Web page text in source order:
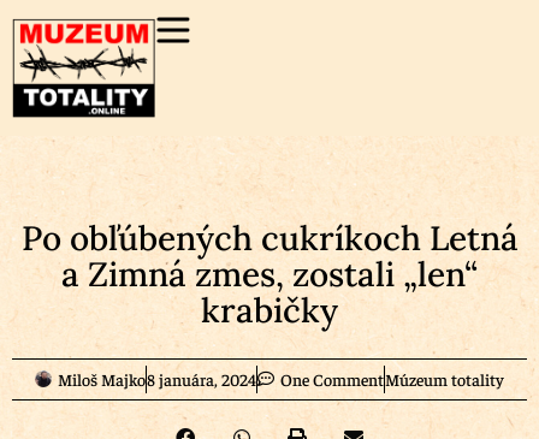
Po obľúbených cukríkoch Letná
a Zimná zmes, zostali „len“
krabičky
Miloš Majko8 januára, 2024 One CommentMúzeum totality